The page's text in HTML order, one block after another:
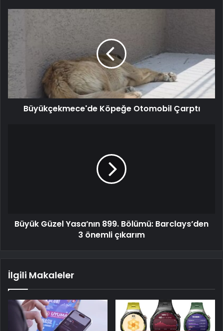
Büyükçekmece'de Köpeğe Otomobil Çarptı
Büyük Güzel Yasa’nın 899. Bölümü: Barclays’den
3 önemli çıkarım
İlgili Makaleler